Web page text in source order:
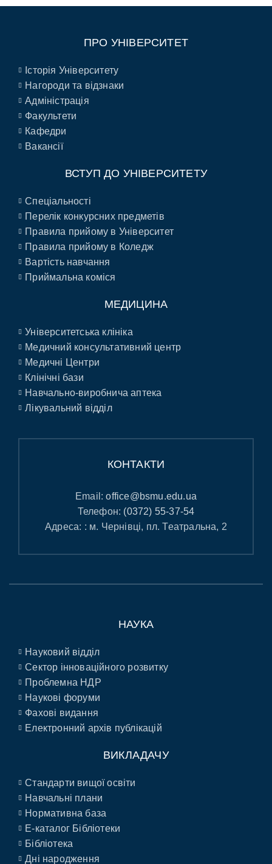
ПРО УНІВЕРСИТЕТ
Історія Університету
Нагороди та відзнаки
Адміністрація
Факультети
Кафедри
Вакансії
ВСТУП ДО УНІВЕРСИТЕТУ
Спеціальності
Перелік конкурсних предметів
Правила прийому в Університет
Правила прийому в Коледж
Вартість навчання
Приймальна коміся
МЕДИЦИНА
Університетська клініка
Медичний консультативний центр
Медичні Центри
Клінічні бази
Навчально-виробнича аптека
Лікувальний відділ
КОНТАКТИ
Email:office@bsmu.edu.ua
Телефон: (0372) 55-37-54
Адреса: : м. Чернівці, пл. Театральна, 2
НАУКА
Науковий відділ
Сектор інноваційного розвитку
Проблемна НДР
Наукові форуми
Фахові видання
Електронний архів публікацій
ВИКЛАДАЧУ
Стандарти вищої освіти
Навчальні плани
Нормативна база
E-каталог Бібліотеки
Бібліотека
Дні народження